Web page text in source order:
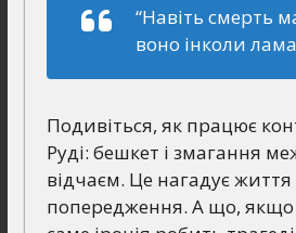
“Навіть смерть
воно інколи
Подивіться, як працює
Руді: бешкет і змагання
відчаєм. Це нагадує життя
попередження. А що,